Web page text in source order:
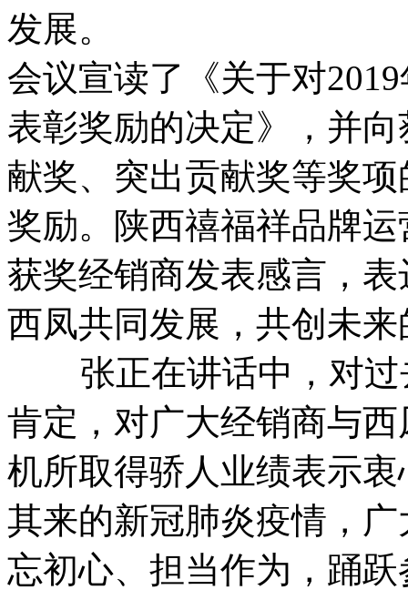
发展。
会议宣读了《关于对
表彰奖励的决定》，并
献奖、突出贡献奖等奖
奖励。陕西禧福祥品牌
获奖经销商发表感言，
西凤共同发展，共创未
张正在讲话中，对过
肯定，对广大经销商与
机所取得骄人业绩表示
其来的新冠肺炎疫情，
忘初心、担当作为，踊